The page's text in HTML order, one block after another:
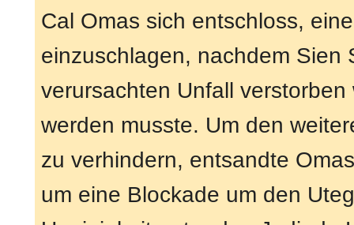
Cal Omas sich entschloss,
einzuschlagen, nachdem Sien
verursachten Unfall
werden musste. Um den
zu verhindern, entsandte
um eine Blockade um den